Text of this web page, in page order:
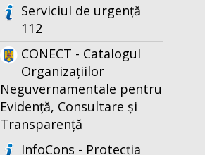
Serviciul de urgență
112
CONECT - Catalogul
Organizațiilor
Neguvernamentale pentru
Evidență, Consultare și
Transparență
InfoCons - Protecția